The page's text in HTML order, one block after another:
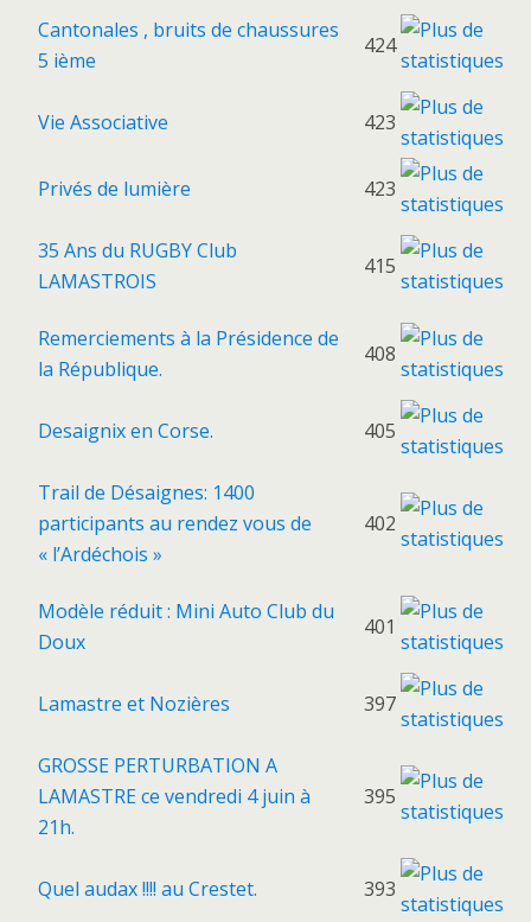
Cantonales , bruits de chaussures
5 ième
424
Vie Associative 423
Privés de lumière 423
35 Ans du RUGBY Club
LAMASTROIS
415
Remerciements à la Présidence de
la République.
408
Desaignix en Corse. 405
Trail de Désaignes: 1400
participants au rendez vous de
« l’Ardéchois »
402
Modèle réduit : Mini Auto Club du
Doux
401
Lamastre et Nozières 397
GROSSE PERTURBATION A
LAMASTRE ce vendredi 4 juin à
21h.
395
Quel audax !!!! au Crestet. 393